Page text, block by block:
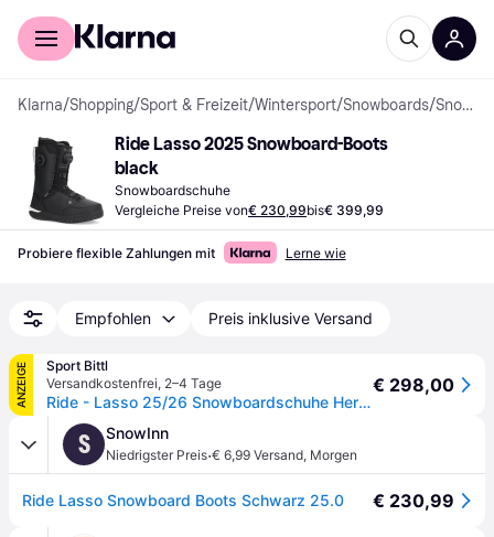
Für Shopper
Klarna/Shopping/Sport & Freizeit/Wintersport/Snowboards/ Snowboardschuhe
Ride Lasso 2025 Snowboard-Boots
black
Snowboardschuhe
Vergleiche Preise von€ 230,99bis€ 399,99
Probiere flexible Zahlungen mit Lerne wie
Empfohlen Preis inklusive Versand
ANZEIGE
Sport Bittl
Versandkostenfrei, 2–4 Tage
Ride - Lasso 25/26 Snowboardschuhe Herren schwarz - 10,5
€ 298,00
S SnowInn
Niedrigster Preis·€ 6,99 Versand, Morgen
Ride Lasso Snowboard Boots Schwarz 25.0 € 230,99